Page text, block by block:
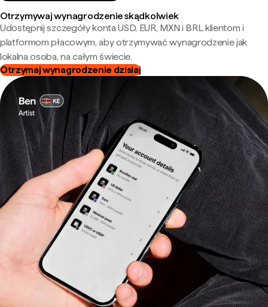
Otrzymywaj wynagrodzenie skądkolwiek
Udostępnij szczegóły konta USD, EUR, MXN i BRL klientom i
platformom płacowym, aby otrzymywać wynagrodzenie jak
lokalna osoba, na całym świecie.
Otrzymaj wynagrodzenie dzisiaj